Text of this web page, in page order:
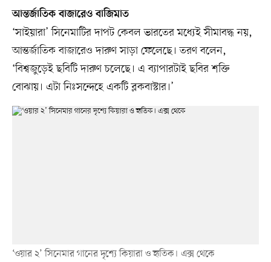
আন্তর্জাতিক বাজারেও বাজিমাত
‘সাইয়ারা’ সিনেমাটির দাপট কেবল ভারতের মধ্যেই সীমাবদ্ধ নয়,
আন্তর্জাতিক বাজারেও দারুণ সাড়া ফেলেছে। তরণ বলেন,
‘বিশ্বজুড়েই ছবিটি দারুণ চলেছে। এ ব্যাপারটাই ছবির শক্তি
বোঝায়। এটা নিঃসন্দেহে একটি ব্লকবাস্টার।’
‘ওয়ার ২’ সিনেমার গানের দৃশ্যে কিয়ারা ও হৃতিক। এক্স থেকে